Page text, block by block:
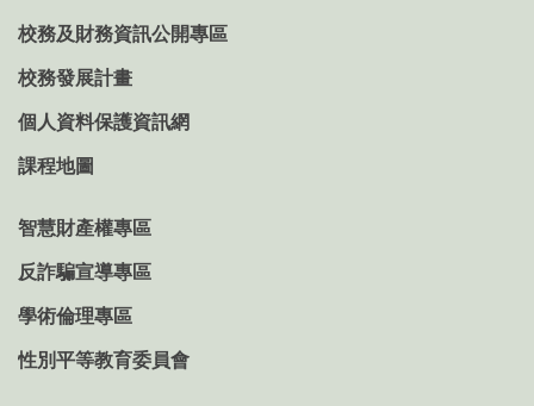
校務及財務資訊公開專區
校務發展計畫
個人資料保護資訊網
課程地圖
智慧財產權專區
反詐騙宣導專區
學術倫理專區
性別平等教育委員會